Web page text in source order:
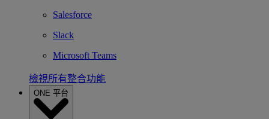
Salesforce
Slack
Microsoft Teams
檢視所有整合功能
ONE 平台